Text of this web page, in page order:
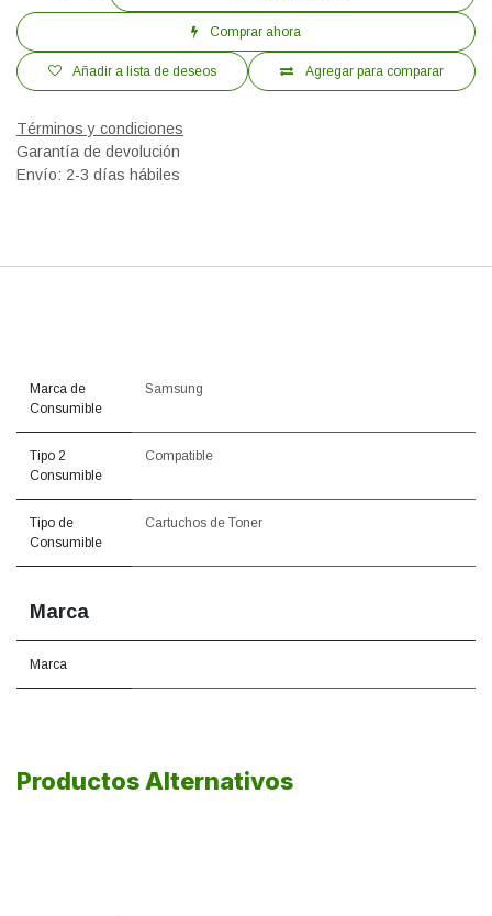
Comprar ahora
Agregar para comparar
Añadir a lista de deseos
Términos y condiciones
Garantía de devolución
Envío: 2-3 días hábiles
Marca de
Consumible
Samsung
Tipo 2
Consumible
Compatible
Tipo de
Consumible
Cartuchos de Toner
Marca
Marca
Productos Alternativos